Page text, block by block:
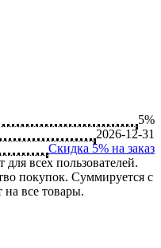
5%
2026-12-31
Скидка 5% на заказ
всех пользователей.
покупок. Суммируется с
все товары.